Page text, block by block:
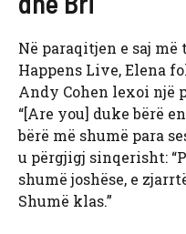
Në paraqitjen e saj
Happens Live, Elena
Andy Cohen lexoi një
“[Are you] duke bërë
bërë më shumë para
u përgjigj sinqerisht:
shumë joshëse, e
Shumë klas.”